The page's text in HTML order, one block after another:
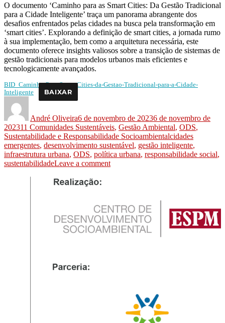
O documento ‘Caminho para as Smart Cities: Da Gestão Tradicional
para a Cidade Inteligente’ traça um panorama abrangente dos
desafios enfrentados pelas cidades na busca pela transformação em
‘smart cities’. Explorando a definição de smart cities, a jornada rumo
à sua implementação, bem como a arquitetura necessária, este
documento oferece insights valiosos sobre a transição de sistemas de
gestão tradicionais para modelos urbanos mais eficientes e
tecnologicamente avançados.
BID_Caminho-Para-Smart-Cities-da-Gestao-Tradicional-para-a-Cidade-
Inteligente
BAIXAR
André Oliveira6 de novembro de 20236 de novembro de
202311 Comunidades Sustentáveis, Gestão Ambiental, ODS,
Sustentabilidade e Responsabilidade Socioambientalcidades
emergentes, desenvolvimento sustentável, gestão inteligente,
infraestrutura urbana, ODS, política urbana, responsabilidade social,
sustentabilidadeLeave a comment